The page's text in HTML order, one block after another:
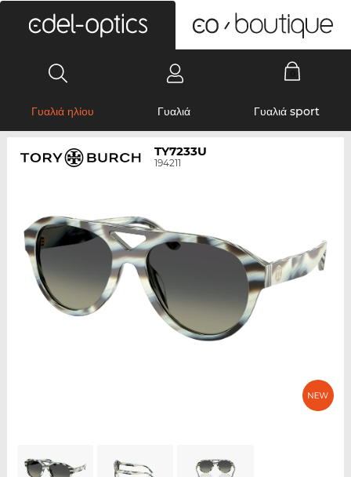
Γυαλιά ηλίου Γυαλιά Γυαλιά sport
TY7233U
194211